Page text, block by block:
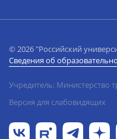
© 2026 "Российский
Сведения об
Учредитель: Министерство
Версия для слабовидящих